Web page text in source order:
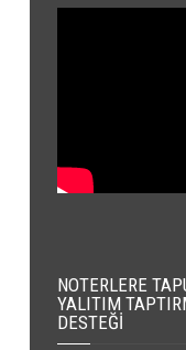
NOTERLERE
YALITIM
DESTEĞI